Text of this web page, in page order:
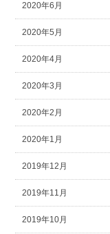
2020年6月
2020年5月
2020年4月
2020年3月
2020年2月
2020年1月
2019年12月
2019年11月
2019年10月